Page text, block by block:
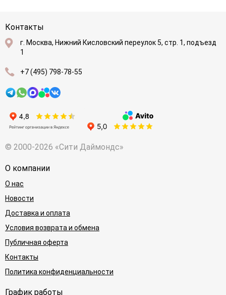
Контакты
г. Москва, Нижний Кисловский переулок 5, стр. 1, подъезд
1
+7 (495) 798-78-55
© 2000-2026 «Сити Даймондс»
О компании
О нас
Новости
Доставка и оплата
Условия возврата и обмена
Публичная оферта
Контакты
Политика конфиденциальности
График работы